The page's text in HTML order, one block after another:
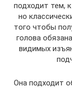
подходит тем,
но
того чтобы
голова
видимых
Она подходит